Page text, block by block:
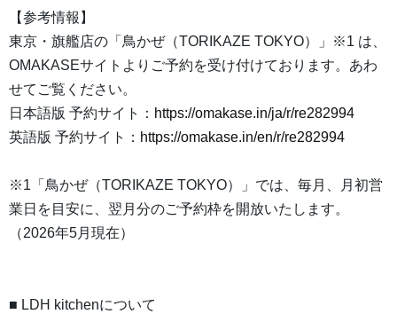
【参考情報】
東京・旗艦店の「鳥かぜ（TORIKAZE TOKYO）」※1 は、
OMAKASEサイトよりご予約を受け付けております。あわ
せてご覧ください。
日本語版 予約サイト： https://omakase.in/ja/r/re282994
英語版 予約サイト： https://omakase.in/en/r/re282994
※1「鳥かぜ（TORIKAZE TOKYO）」では、毎月、月初営
業日を目安に、翌月分のご予約枠を開放いたします。
（2026年5月現在）
■ LDH kitchenについて